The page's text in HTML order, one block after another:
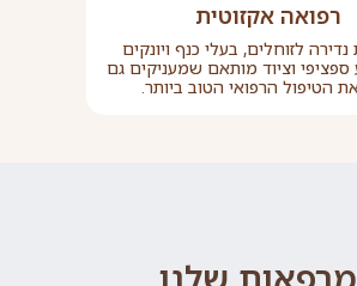
רפואה אקזוטית
לזוחלים, בעלי כנף ויונקים
ספציפי וציוד מותאם שמעניקים גם
הטיפול הרפואי הטוב ביותר.